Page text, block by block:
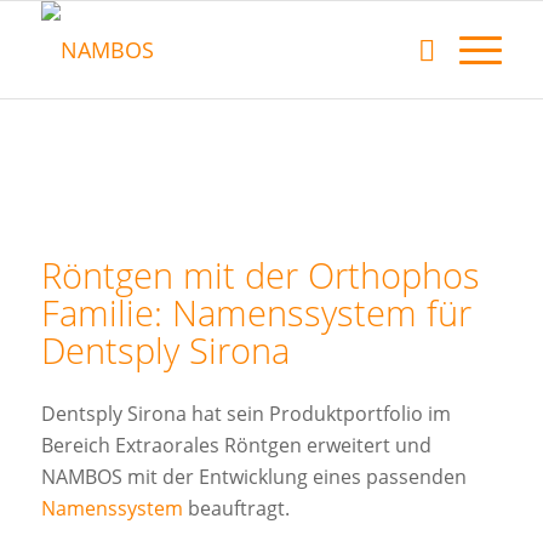
Röntgen mit der Orthophos
Familie: Namenssystem für
Dentsply Sirona
Dentsply Sirona hat sein Produktportfolio im
Bereich Extraorales Röntgen erweitert und
NAMBOS mit der Entwicklung eines passenden
Namenssystem beauftragt.